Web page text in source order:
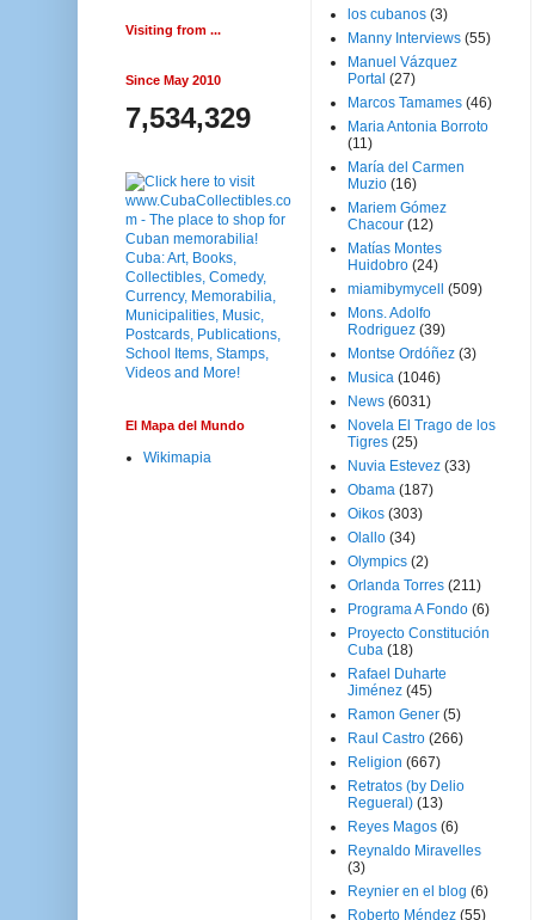
Visiting from ...
Since May 2010
7,534,329
El Mapa del Mundo
Wikimapia
los cubanos (3)
Manny Interviews (55)
Manuel Vázquez
Portal (27)
Marcos Tamames (46)
Maria Antonia Borroto
(11)
María del Carmen
Muzio (16)
Mariem Gómez
Chacour (12)
Matías Montes
Huidobro (24)
miamibymycell
(509)
Mons. Adolfo
Rodriguez (39)
Montse Ordóñez (3)
Musica (1046)
News (6031)
Novela El Trago de los
Tigres (25)
Nuvia Estevez (33)
Obama (187)
Oikos (303)
Olallo (34)
Olympics (2)
Orlanda Torres (211)
Programa A Fondo (6)
Proyecto Constitución
Cuba (18)
Rafael Duharte
Jiménez (45)
Ramon Gener (5)
Raul Castro (266)
Religion (667)
Retratos (by Delio
Regueral) (13)
Reyes Magos (6)
Reynaldo Miravelles
(3)
Reynier en el blog (6)
Roberto Méndez (55)